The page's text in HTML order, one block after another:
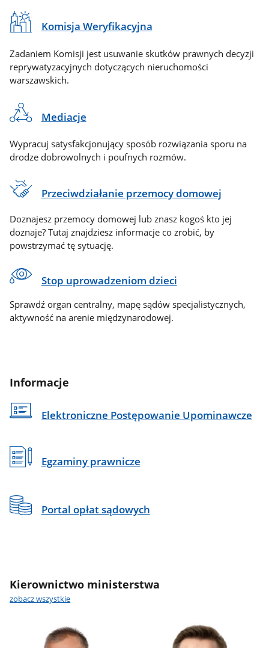
Komisja Weryfikacyjna
Zadaniem Komisji jest usuwanie skutków prawnych decyzji
reprywatyzacyjnych dotyczących nieruchomości
warszawskich.
Mediacje
Wypracuj satysfakcjonujący sposób rozwiązania sporu na
drodze dobrowolnych i poufnych rozmów.
Przeciwdziałanie przemocy domowej
Doznajesz przemocy domowej lub znasz kogoś kto jej
doznaje? Tutaj znajdziesz informacje co zrobić, by
powstrzymać tę sytuację.
Stop uprowadzeniom dzieci
Sprawdź organ centralny, mapę sądów specjalistycznych,
aktywność na arenie międzynarodowej.
Informacje
Elektroniczne Postępowanie Upominawcze
Egzaminy prawnicze
Portal opłat sądowych
Kierownictwo ministerstwa
zobacz wszystkie